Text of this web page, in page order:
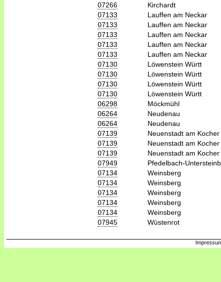
07266
Kirchardt
07133
Lauffen am Neckar
07133
Lauffen am Neckar
07133
Lauffen am Neckar
07133
Lauffen am Neckar
07133
Lauffen am Neckar
07130
Löwenstein Württ
07130
Löwenstein Württ
07130
Löwenstein Württ
07130
Löwenstein Württ
06298
Möckmühl
06264
Neudenau
06264
Neudenau
07139
Neuenstadt am Kocher
07139
Neuenstadt am Kocher
07139
Neuenstadt am Kocher
07949
Pfedelbach-
07134
Weinsberg
07134
Weinsberg
07134
Weinsberg
07134
Weinsberg
07134
Weinsberg
07945
Wüstenrot